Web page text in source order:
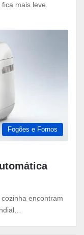
mais leve
Fogões e Fornos
encontram